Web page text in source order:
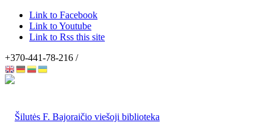
Link to Facebook
Link to Youtube
Link to Rss this site
+370-441-78-216 /